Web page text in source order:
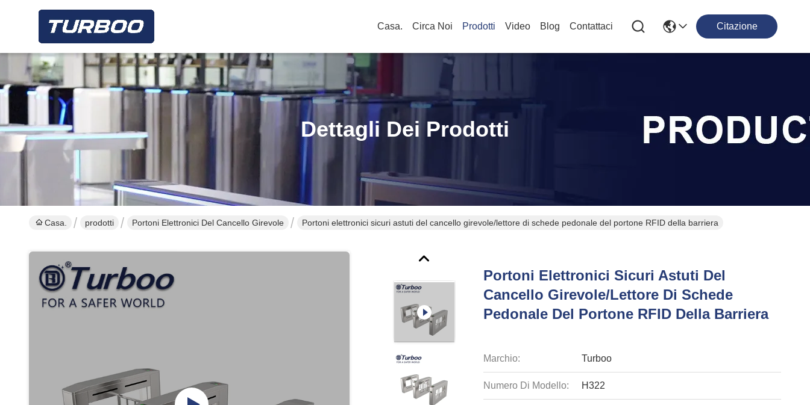
Casa. Circa Noi Prodotti Video Blog Contattaci Citazione
Dettagli Dei Prodotti
Casa. prodotti Portoni Elettronici Del Cancello Girevole Portoni elettronici sicuri astuti del cancello girevole/lettore di schede pedonale del portone RFID della barriera
Portoni Elettronici Sicuri Astuti Del
Cancello Girevole/lettore Di Schede
Pedonale Del Portone RFID Della Barriera
Marchio: Turboo
Numero Di Modello: H322